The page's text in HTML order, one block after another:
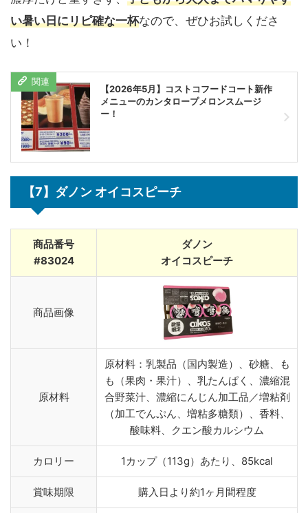
い暑い日にリピ確な一杯なので、ぜひお試しくださ
い！
【2026年5月】コストコフードコート新作
メニューのカンタロープメロンスムージ
ー！
【7】ダノン オイコスピーチ
商品番号
#83024
ダノン
オイコスピーチ
商品画像
原材料
原材料：乳製品（国内製造）、砂糖、も
も（果肉・果汁）、乳たんぱく、濃縮混
合野菜汁、濃縮にんじん加工品／増粘剤
（加工でんぷん、増粘多糖類）、香料、
酸味料、クエン酸カルシウム
カロリー 1カップ（113g）あたり、85kcal
賞味期限 購入日より約1ヶ月間程度